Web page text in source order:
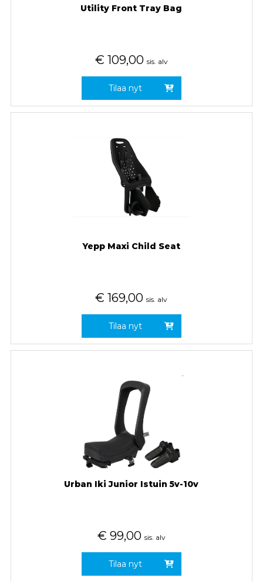
Utility Front Tray Bag
€ 109,00 sis. alv
Tilaa nyt
Yepp Maxi Child Seat
€ 169,00 sis. alv
Tilaa nyt
Urban Iki Junior Istuin 5v-10v
€ 99,00 sis. alv
Tilaa nyt